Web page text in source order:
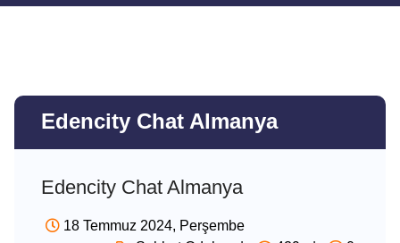
Edencity Chat Almanya
Edencity Chat Almanya
18 Temmuz 2024, Perşembe